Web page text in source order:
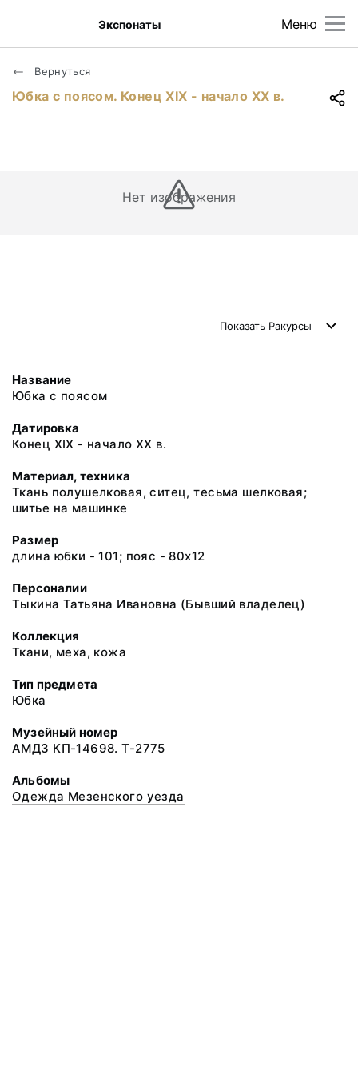
Меню
Экспонаты
Вернуться
Юбка с поясом. Конец ХIХ - начало ХХ в.
Нет изображения
Показать Ракурсы
Название
Юбка с поясом
Датировка
Конец ХIХ - начало ХХ в.
Материал, техника
Ткань полушелковая, ситец, тесьма шелковая;
шитье на машинке
Размер
длина юбки - 101; пояс - 80х12
Персоналии
Тыкина Татьяна Ивановна (Бывший владелец)
Коллекция
Ткани, меха, кожа
Тип предмета
Юбка
Музейный номер
АМДЗ КП-14698. Т-2775
Альбомы
Одежда Мезенского уезда